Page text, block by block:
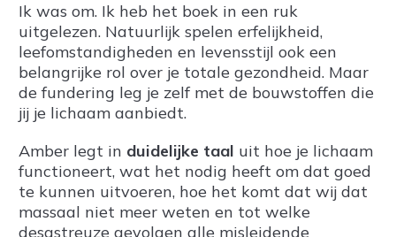
Ik was om. Ik heb het boek in een ruk
uitgelezen. Natuurlijk spelen erfelijkheid,
leefomstandigheden en levensstijl ook een
belangrijke rol over je totale gezondheid. Maar
de fundering leg je zelf met de bouwstoffen die
jij je lichaam aanbiedt.
Amber legt in duidelijke taal uit hoe je lichaam
functioneert, wat het nodig heeft om dat goed
te kunnen uitvoeren, hoe het komt dat wij dat
massaal niet meer weten en tot welke
desastreuze gevolgen alle misleidende